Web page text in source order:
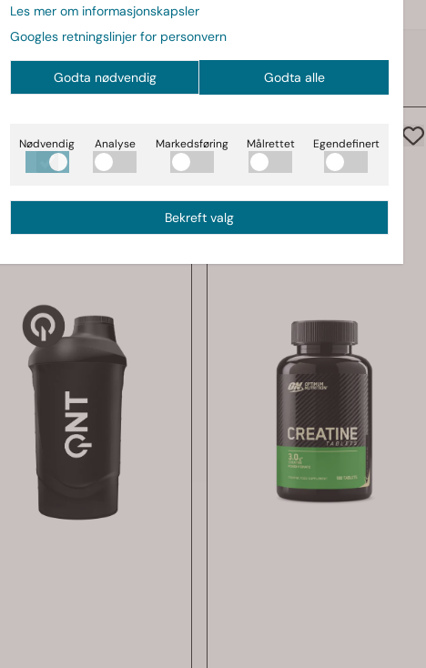
Les mer om informasjonskapsler
Googles retningslinjer for personvern
Godta nødvendig Godta alle
Nødvendig Analyse Markedsføring Målrettet Egendefinert
Bekreft valg